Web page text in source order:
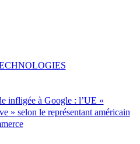
infligée à Google : l’UE «
» selon le représentant américain